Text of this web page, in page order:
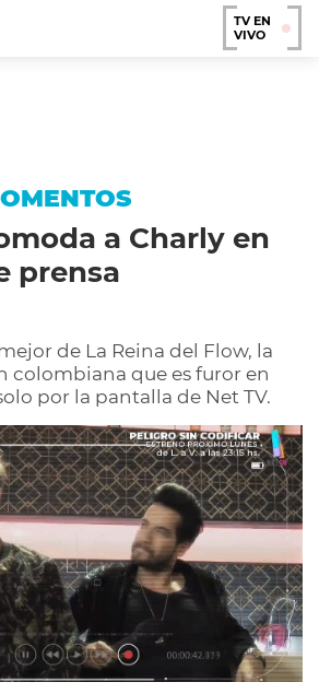
TV EN
VIVO
a Charly en
prensa
de La Reina del Flow, la
colombiana que es furor en
por la pantalla de Net TV.